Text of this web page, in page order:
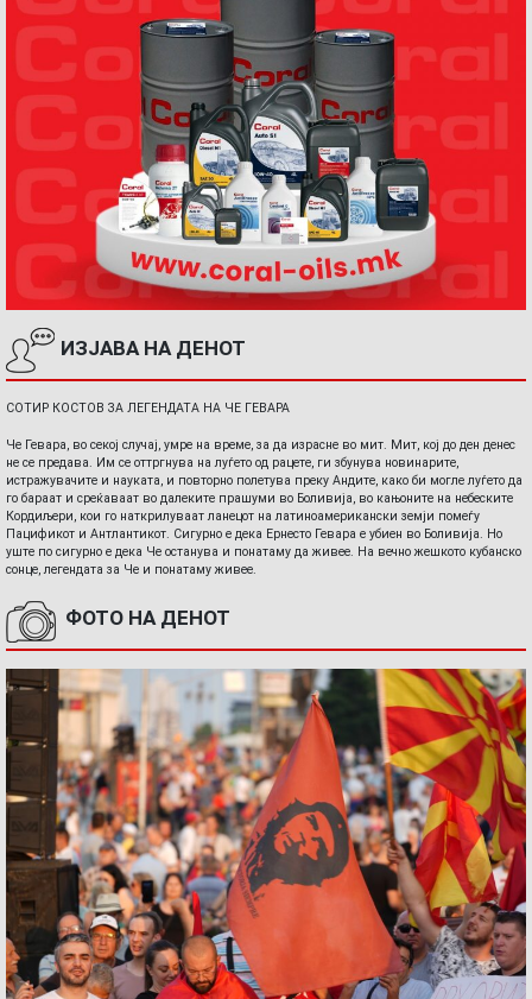
ИЗЈАВА НА ДЕНОТ
СОТИР КОСТОВ ЗА ЛЕГЕНДАТА НА ЧЕ ГЕВАРА
Че Гевара, во секој случај, умре на време, за да израсне во мит. Мит, кој до ден денес
не се предава. Им се оттргнува на луѓето од рацете, ги збунува новинарите,
истражувачите и науката, и повторно полетува преку Андите, како би могле луѓето да
го бараат и среќаваат во далеките прашуми во Боливија, во кањоните на небеските
Кордиљери, кои го наткрилуваат ланецот на латиноамерикански земји помеѓу
Пацификот и Антлантикот. Сигурно е дека Ернесто Гевара е убиен во Боливија. Но
уште по сигурно е дека Че останува и понатаму да живее. На вечно жешкото кубанско
сонце, легендата за Че и понатаму живее.
ФОТО НА ДЕНОТ